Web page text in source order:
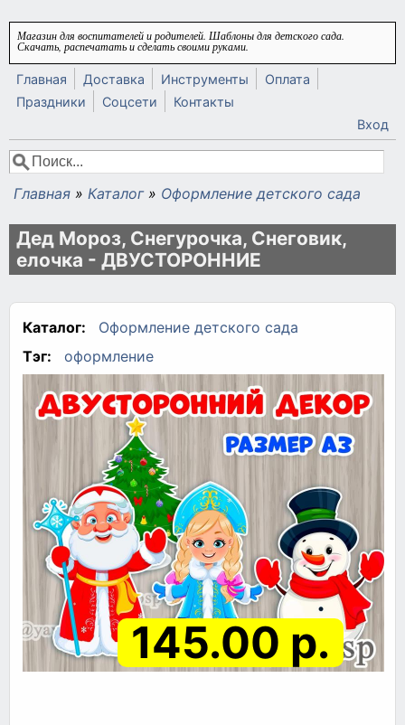
Перейти к основному содержанию
Магазин для воспитателей и родителей. Шаблоны для детского сада.
Скачать, распечатать и сделать своими руками.
Главная Доставка Инструменты
Оплата
Праздники
Соцсети
Контакты
Вход
Форма поиска
Поиск
Вы здесь
Главная » Каталог » Оформление детского сада
Дед Мороз, Снегурочка, Снеговик,
елочка - ДВУСТОРОННИЕ
Каталог:
Оформление детского сада
Тэг:
оформление
145.00 р.